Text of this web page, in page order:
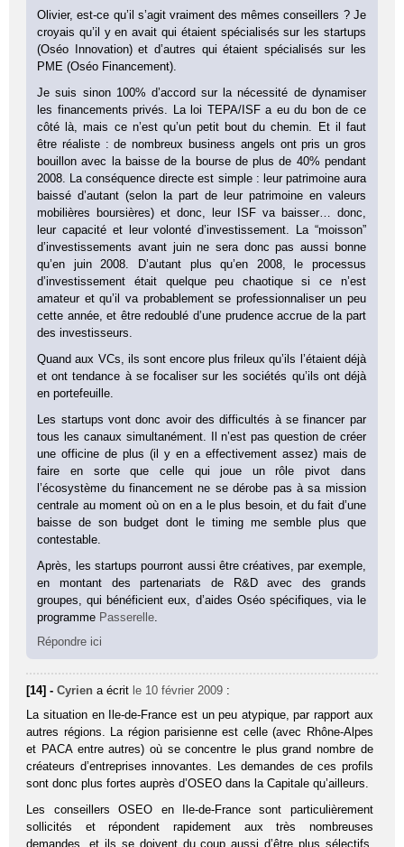
Olivier, est-ce qu’il s’agit vraiment des mêmes conseillers ? Je
croyais qu’il y en avait qui étaient spécialisés sur les startups
(Oséo Innovation) et d’autres qui étaient spécialisés sur les
PME (Oséo Financement).
Je suis sinon 100% d’accord sur la nécessité de dynamiser
les financements privés. La loi TEPA/ISF a eu du bon de ce
côté là, mais ce n’est qu’un petit bout du chemin. Et il faut
être réaliste : de nombreux business angels ont pris un gros
bouillon avec la baisse de la bourse de plus de 40% pendant
2008. La conséquence directe est simple : leur patrimoine aura
baissé d’autant (selon la part de leur patrimoine en valeurs
mobilières boursières) et donc, leur ISF va baisser… donc,
leur capacité et leur volonté d’investissement. La “moisson”
d’investissements avant juin ne sera donc pas aussi bonne
qu’en juin 2008. D’autant plus qu’en 2008, le processus
d’investissement était quelque peu chaotique si ce n’est
amateur et qu’il va probablement se professionnaliser un peu
cette année, et être redoublé d’une prudence accrue de la part
des investisseurs.
Quand aux VCs, ils sont encore plus frileux qu’ils l’étaient déjà
et ont tendance à se focaliser sur les sociétés qu’ils ont déjà
en portefeuille.
Les startups vont donc avoir des difficultés à se financer par
tous les canaux simultanément. Il n’est pas question de créer
une officine de plus (il y en a effectivement assez) mais de
faire en sorte que celle qui joue un rôle pivot dans
l’écosystème du financement ne se dérobe pas à sa mission
centrale au moment où on en a le plus besoin, et du fait d’une
baisse de son budget dont le timing me semble plus que
contestable.
Après, les startups pourront aussi être créatives, par exemple,
en montant des partenariats de R&D avec des grands
groupes, qui bénéficient eux, d’aides Oséo spécifiques, via le
programme Passerelle.
Répondre ici
[14] -Cyrien a écrit le 10 février 2009 :
La situation en Ile-de-France est un peu atypique, par rapport aux
autres régions. La région parisienne est celle (avec Rhône-Alpes
et PACA entre autres) où se concentre le plus grand nombre de
créateurs d’entreprises innovantes. Les demandes de ces profils
sont donc plus fortes auprès d’OSEO dans la Capitale qu’ailleurs.
Les conseillers OSEO en Ile-de-France sont particulièrement
sollicités et répondent rapidement aux très nombreuses
demandes, et ils se doivent du coup aussi d’être plus sélectifs.